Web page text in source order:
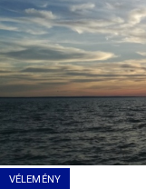
VÉLEMÉNY